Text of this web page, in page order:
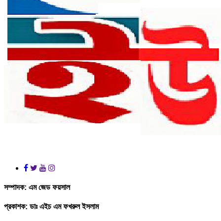
সম্পাদক: এম জেড ফয়সাল
প্রকাশক: ডাঃ এইচ এম ফখরুল ইসলাম